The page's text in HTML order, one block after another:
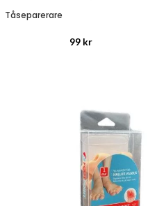
Tåseparerare
99 kr